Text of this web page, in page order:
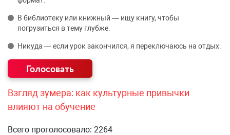
В библиотеку или книжный — ищу книгу, чтобы
погрузиться в тему глубже.
Никуда — если урок закончился, я переключаюсь на отдых.
Взгляд зумера: как культурные привычки
влияют на обучение
Всего проголосовало: 2264